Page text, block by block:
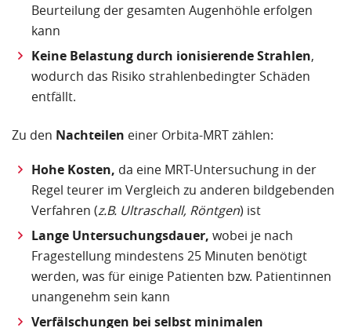
Beurteilung der gesamten Augenhöhle erfolgen
kann
Keine Belastung durch ionisierende Strahlen,
wodurch das Risiko strahlenbedingter Schäden
entfällt.
Zu den Nachteilen einer Orbita-MRT zählen:
Hohe Kosten, da eine MRT-Untersuchung in der
Regel teurer im Vergleich zu anderen bildgebenden
Verfahren (z.B. Ultraschall, Röntgen) ist
Lange Untersuchungsdauer, wobei je nach
Fragestellung mindestens 25 Minuten benötigt
werden, was für einige Patienten bzw. Patientinnen
unangenehm sein kann
Verfälschungen bei selbst minimalen